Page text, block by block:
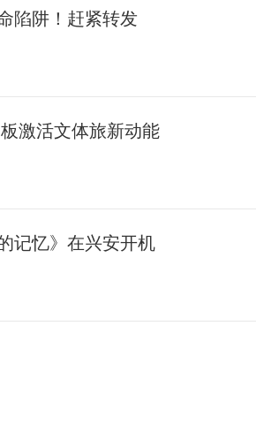
陷阱！赶紧转发
激活文体旅新动能
记忆》在兴安开机